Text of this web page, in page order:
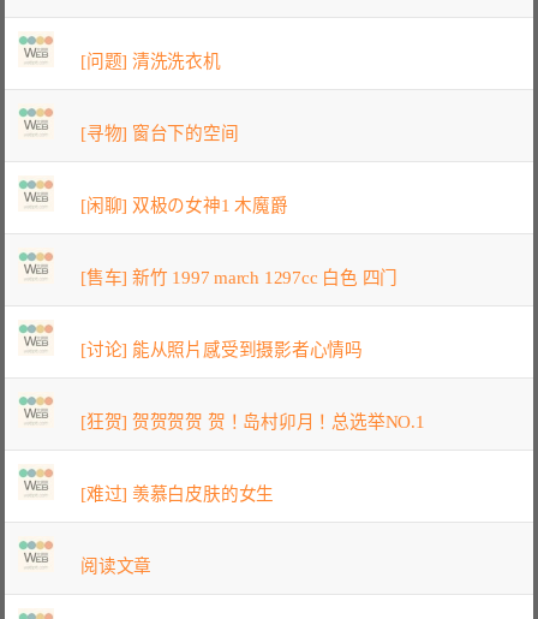
[问题] 清洗洗衣机
[寻物] 窗台下的空间
[闲聊] 双极の女神1 木魔爵
[售车] 新竹 1997 march 1297cc 白色 四门
[讨论] 能从照片感受到摄影者心情吗
[狂贺] 贺贺贺贺 贺！岛村卯月！总选举NO.1
[难过] 羡慕白皮肤的女生
阅读文章